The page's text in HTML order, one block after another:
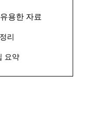
용한 자료
리
요약